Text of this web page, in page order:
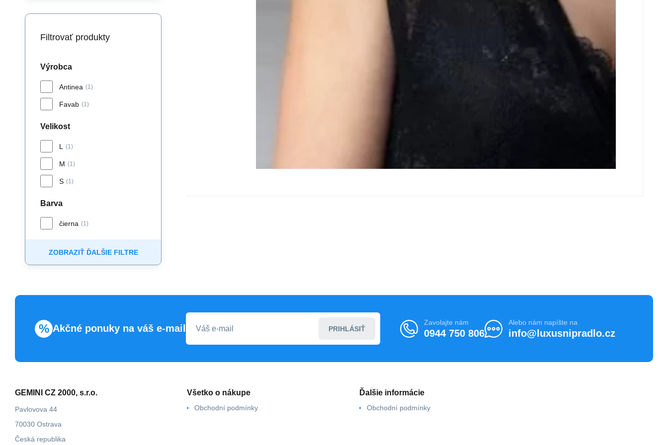
Filtrovať produkty
Výrobca
Antinea (1)
Favab (1)
Velikost
L (1)
M (1)
S (1)
Barva
čierna (1)
ZOBRAZIŤ ĎALŠIE FILTRE
% Akčné ponuky na váš e-mail PRIHLÁSIŤ
Zavolajte nám
0944 750 806
Alebo nám napíšte na
info@luxusnipradlo.cz
GEMINI CZ 2000, s.r.o.
Pavlovova 44
70030 Ostrava
Česká republika
Všetko o nákupe
Obchodní podmínky
Ďalšie informácie
Obchodní podmínky